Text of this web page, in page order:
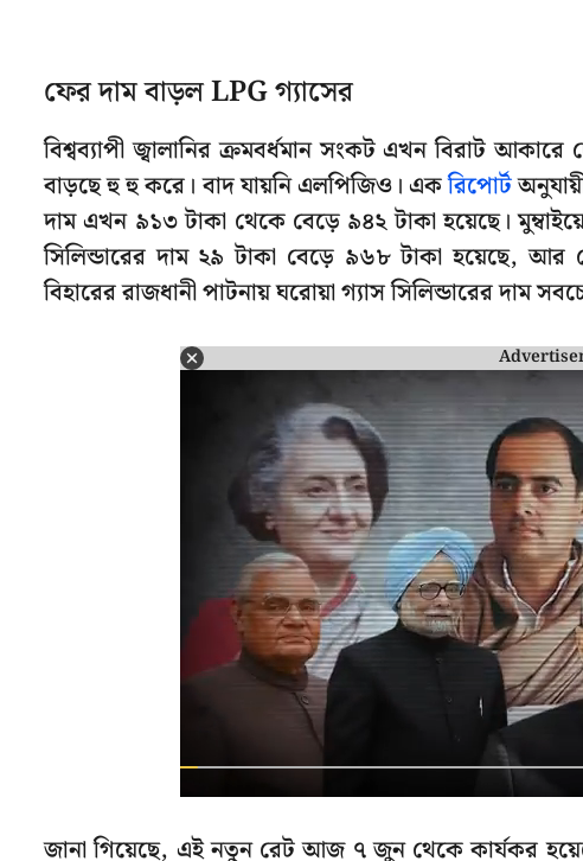
ফের দাম বাড়ল LPG গ্যাসের
বিশ্বব্যাপী জ্বালানির ক্রমবর্ধমান সংকট এখন বিরাট
বাড়ছে হু হু করে। বাদ যায়নি এলপিজিও। একরিপোর্ট
দাম এখন ৯১৩ টাকা থেকে বেড়ে ৯৪২ টাকা হয়েছে।
সিলিন্ডারের দাম ২৯ টাকা বেড়ে ৯৬৮ টাকা হয়েছে, আর
বিহারের রাজধানী পাটনায় ঘরোয়া গ্যাস সিলিন্ডারের দাম
জানা গিয়েছে, এই নতুন রেট আজ ৭ জুন থেকে কার্যকর